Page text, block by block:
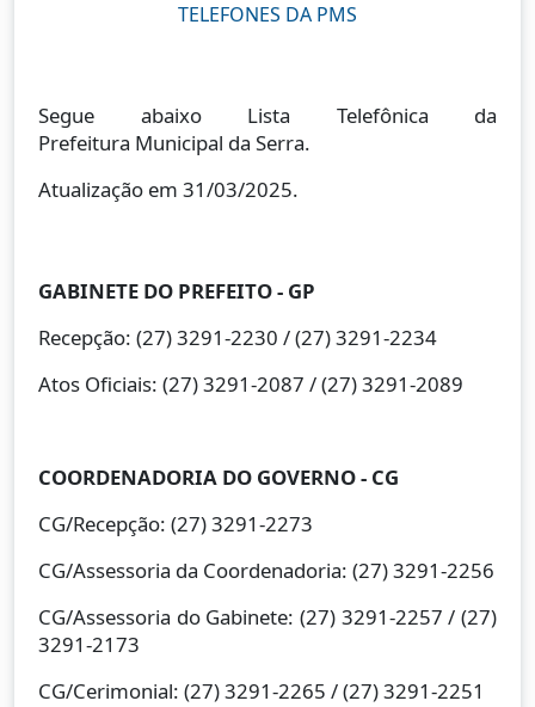
TELEFONES DA PMS
Segue abaixo Lista Telefônica da
Prefeitura Municipal da Serra.
Atualização em 31/03/2025.
GABINETE DO PREFEITO - GP
Recepção: (27) 3291-2230 / (27) 3291-2234
Atos Oficiais: (27) 3291-2087 / (27) 3291-2089
COORDENADORIA DO GOVERNO - CG
CG/Recepção: (27) 3291-2273
CG/Assessoria da Coordenadoria: (27) 3291-2256
CG/Assessoria do Gabinete: (27) 3291-2257 / (27)
3291-2173
CG/Cerimonial: (27) 3291-2265 / (27) 3291-2251